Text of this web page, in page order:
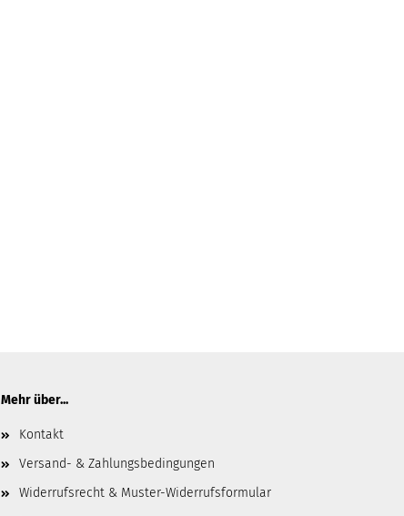
Mehr über...
Kontakt
Versand- & Zahlungsbedingungen
Widerrufsrecht & Muster-Widerrufsformular